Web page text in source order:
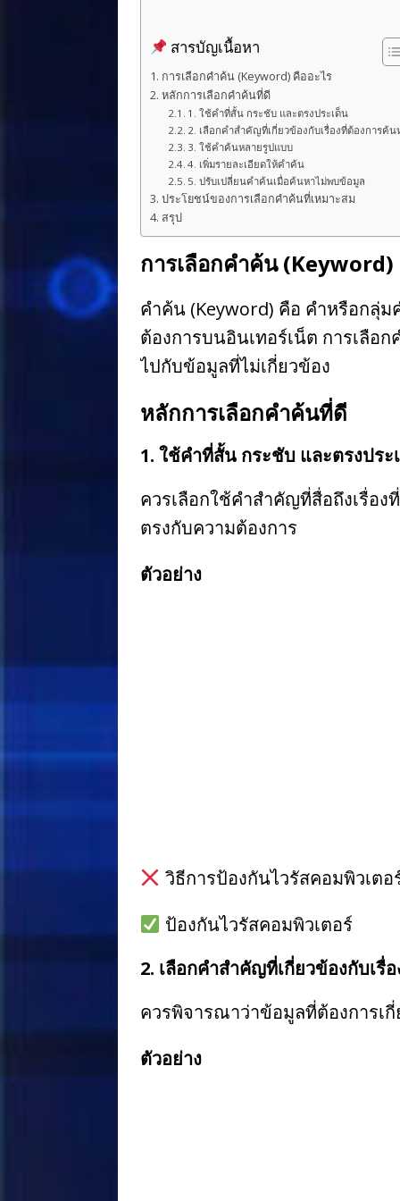
สารบัญเนื้อหา
การเลือกคำค้น (Keyword) คืออะไร
หลักการเลือกคำค้นที่ดี
1. ใช้คำที่สั้น กระชับ และตรงประเด็น
2. เลือกคำสำคัญที่เกี่ยวข้องกับเรื่องที่ต้องการค้น
3. ใช้คำค้นหลายรูปแบบ
4. เพิ่มรายละเอียดให้คำค้น
5. ปรับเปลี่ยนคำค้นเมื่อค้นหาไม่พบข้อมูล
ประโยชน์ของการเลือกคำค้นที่เหมาะสม
สรุป
การเลือกคำค้น (Keyword)
คำค้น (Keyword) คือ คำหรือกลุ่
ต้องการบนอินเทอร์เน็ต การเลือ
ไปกับข้อมูลที่ไม่เกี่ยวข้อง
หลักการเลือกคำค้นที่ดี
1. ใช้คำที่สั้น กระชับ และตรงประ
ควรเลือกใช้คำสำคัญที่สื่อถึงเรื่อ
ตรงกับความต้องการ
ตัวอย่าง
วิธีการป้องกันไวรัสคอมพิวเต
ป้องกันไวรัสคอมพิวเตอร์
2. เลือกคำสำคัญที่เกี่ยวข้องกับเรื่
ควรพิจารณาว่าข้อมูลที่ต้องการเ
ตัวอย่าง